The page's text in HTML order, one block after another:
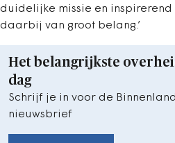
duidelijke missie en
daarbij van groot belang.’
Het belangrijkste
dag
Schrijf je in voor de
nieuwsbrief